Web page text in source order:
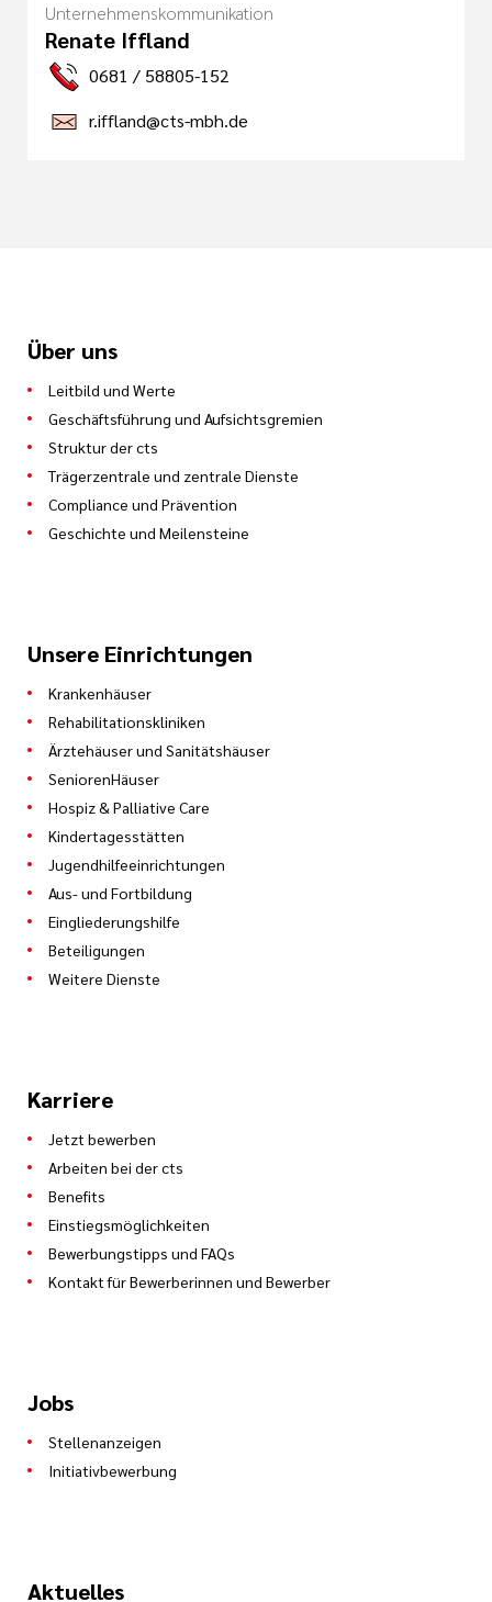
Unternehmenskommunikation
Renate Iffland
0681 / 58805-152
r.iffland@cts-mbh.de
Über uns
Leitbild und Werte
Geschäftsführung und Aufsichtsgremien
Struktur der cts
Trägerzentrale und zentrale Dienste
Compliance und Prävention
Geschichte und Meilensteine
Unsere Einrichtungen
Krankenhäuser
Rehabilitationskliniken
Ärztehäuser und Sanitätshäuser
SeniorenHäuser
Hospiz & Palliative Care
Kindertagesstätten
Jugendhilfeeinrichtungen
Aus- und Fortbildung
Eingliederungshilfe
Beteiligungen
Weitere Dienste
Karriere
Jetzt bewerben
Arbeiten bei der cts
Benefits
Einstiegsmöglichkeiten
Bewerbungstipps und FAQs
Kontakt für Bewerberinnen und Bewerber
Jobs
Stellenanzeigen
Initiativbewerbung
Aktuelles